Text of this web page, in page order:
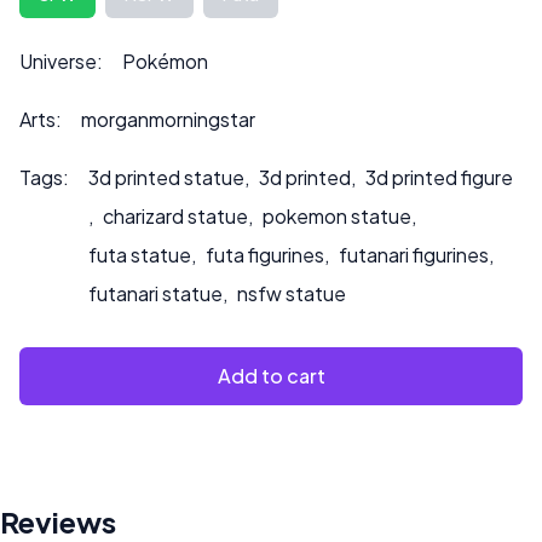
peut également influencer le prix.
Veuillez nous contacter à ***
souhaitez que nous peignions le produit.
Universe: Pokémon
Arts: morganmorningstar
Tags: 3d printed statue, 3d printed, 3d printed figure
, charizard statue, pokemon statue,
futa statue, futa figurines, futanari figurines,
futanari statue, nsfw statue
Add to cart
Reviews